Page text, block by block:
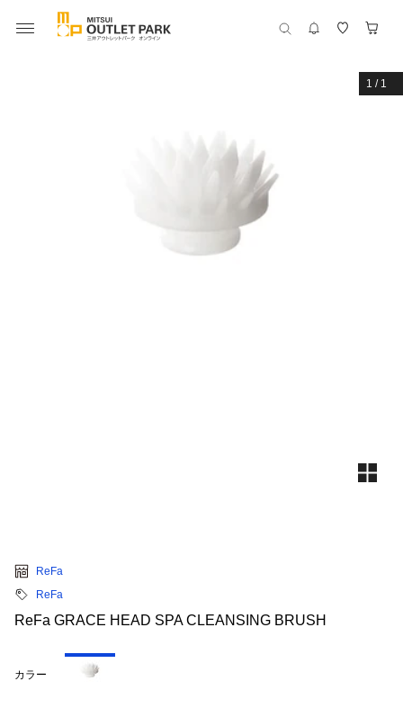
1 / 1
ReFa
ReFa
ReFa GRACE HEAD SPA CLEANSING BRUSH
カラー